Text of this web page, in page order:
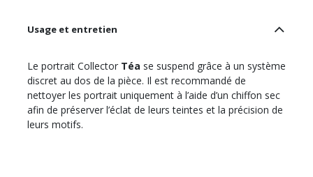
Usage et entretien
Le portrait Collector Téa se suspend grâce à un système
discret au dos de la pièce. Il est recommandé de
nettoyer les portrait uniquement à l’aide d’un chiffon sec
afin de préserver l’éclat de leurs teintes et la précision de
leurs motifs.